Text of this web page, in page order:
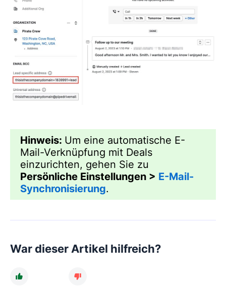
Hinweis: Um eine automatische E-
Mail-Verknüpfung mit Deals
einzurichten, gehen Sie zu
Persönliche Einstellungen > E-Mail-
Synchronisierung.
War dieser Artikel hilfreich?